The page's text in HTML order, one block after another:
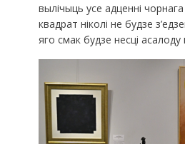
вылічыць усе адценні
квадрат ніколі не будзе
яго смак будзе несці асалоду